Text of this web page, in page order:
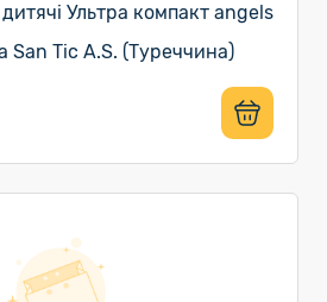
Ультра компакт angels
Tic A.S. (Туреччина)